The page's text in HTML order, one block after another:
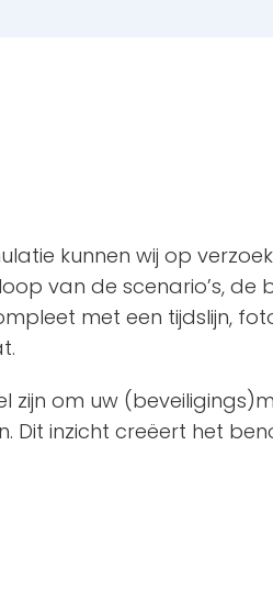
kunnen wij op
van de scenario’s,
met een tijdslijn,
om uw
Dit inzicht creëert het